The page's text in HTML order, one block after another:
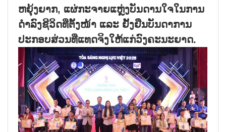
ຫຍຸ້ງຍາກ, ແຜ່ກະຈາຍແຫຼ່ງບັນດານໃຈໃນການ
ດຳລົງຊີວິດທີ່ຕັ້ງໜ້າ ແລະ ຢັ້ງຢືນບັນດາການ
ປະກອບສ່ວນທີ່ແທດຈິງໃຫ້ແກ່ວົງຄະນະຍາດ.